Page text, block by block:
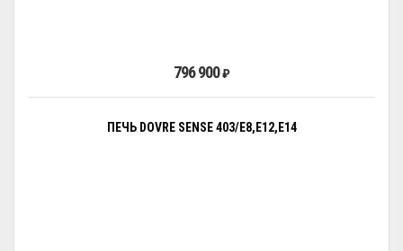
796 900₽
ПЕЧЬ DOVRE SENSE 403/E8,E12,E14